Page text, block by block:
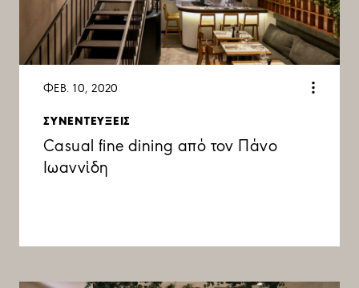
ΦΕΒ. 10, 2020
ΣΥΝΕΝΤΕΥΞΕΙΣ
Casual fine dining από τον Πάνο
Ιωαννίδη